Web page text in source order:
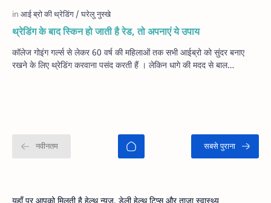
थ्रेडिंग के बाद स्किन हो जाती है रेड, तो अपनाएं ये उपाय
कॉलेज गोइंग गर्ल्‍स से लेकर 60 वर्ष की महिलाओं तक सभी आईब्रो को सुंदर बनाए
रखने के लिए थ्रेडिंग करवाना पसंद करती हैं । लेकिन धागे की मदद से बाल…
यहाँ पर आपको मिलती है हेल्थ न्यूज, डेली हेल्थ टिप्स और ताजा स्वास्थ्य